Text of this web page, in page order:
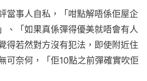
當事人自私，「咁點解唔係佢屋企
、「如果真係彈得優美就唔會有人
得若然對方沒有犯法，即使附近住
可奈何，「佢10點之前彈確實吹佢